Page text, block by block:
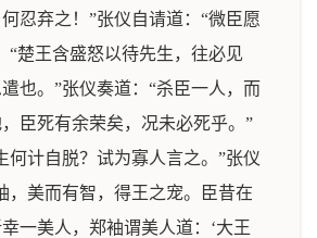
忍弃之！”张仪自请道：“微臣愿
“楚王含盛怒以待先生，往必见
也。”张仪奏道：“杀臣一人，而
臣死有余荣矣，况未必死乎。”
何计自脱？试为寡人言之。”张仪
，美而有智，得王之宠。臣昔在
一美人，郑袖谓美人道：‘大王